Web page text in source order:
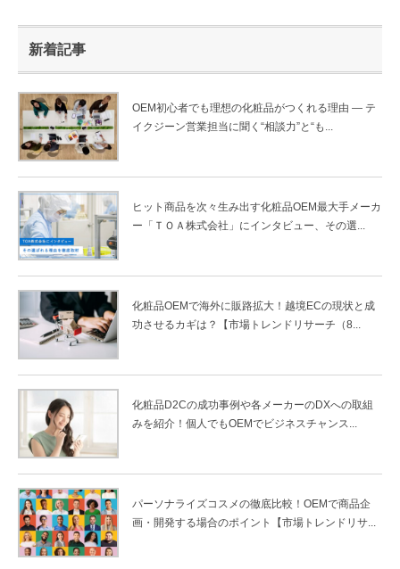
新着記事
OEM初心者でも理想の化粧品がつくれる理由 ― テ
イクジーン営業担当に聞く“相談力”と“も...
ヒット商品を次々生み出す化粧品OEM最大手メーカ
ー「ＴＯＡ株式会社」にインタビュー、その選...
化粧品OEMで海外に販路拡大！越境ECの現状と成
功させるカギは？【市場トレンドリサーチ（8...
化粧品D2Cの成功事例や各メーカーのDXへの取組
みを紹介！個人でもOEMでビジネスチャンス...
パーソナライズコスメの徹底比較！OEMで商品企
画・開発する場合のポイント【市場トレンドリサ...